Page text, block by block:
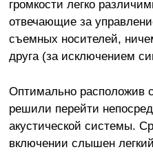
громкости легко
отвечающие за
съемных носителей,
друга (за исключением
Оптимально расположив
решили перейти
акустической системы.
включении слышен